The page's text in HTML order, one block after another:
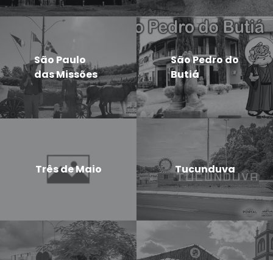
São Paulo
das Missões
São Pedro do
Butiá
Três de Maio Tucunduva